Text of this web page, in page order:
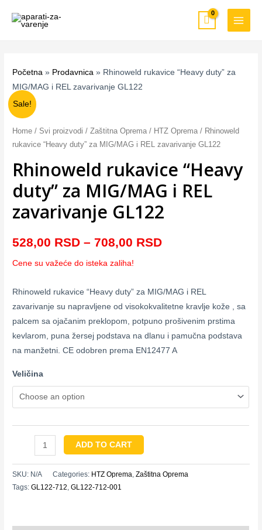
MAIN
Početna » Prodavnica » Rhinoweld rukavice “Heavy duty” za
MIG/MAG i REL zavarivanje GL122
Sale!
Home / Svi proizvodi /Zaštitna Oprema / HTZ Oprema / Rhinoweld
rukavice “Heavy duty” za MIG/MAG i REL zavarivanje GL122
Rhinoweld rukavice “Heavy
duty” za MIG/MAG i REL
zavarivanje GL122
528,00 RSD –708,00 RSD
Cene su važeće do isteka zaliha!
Rhinoweld rukavice “Heavy duty” za MIG/MAG i REL
zavarivanje su napravljene od visokokvalitetne kravlje kože , sa
palcem sa ojačanim preklopom, potpuno prošivenim prstima
kevlarom, puna žersej podstava na dlanu i pamučna podstava
na manžetni. CE odobren prema EN12477 A
Veličina
Rhinoweld
rukavice
"Heavy
duty"
MIG/MAG
i
zavarivanje
quantity
ADD TO CART
SKU: N/A Categories: HTZ Oprema,Zaštitna Oprema
Tags:GL122-712,GL122-712-001